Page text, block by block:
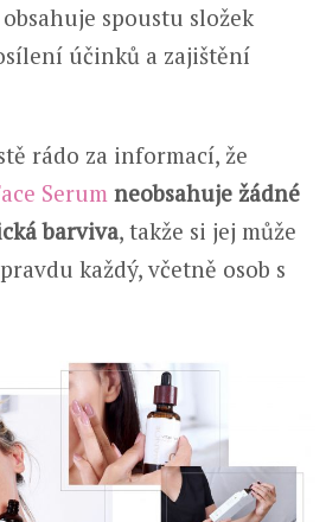
spoustu složek
účinků a zajištění
rádo za informací, že
Serumneobsahuje žádné
barviva, takže si jej může
každý, včetně osob s